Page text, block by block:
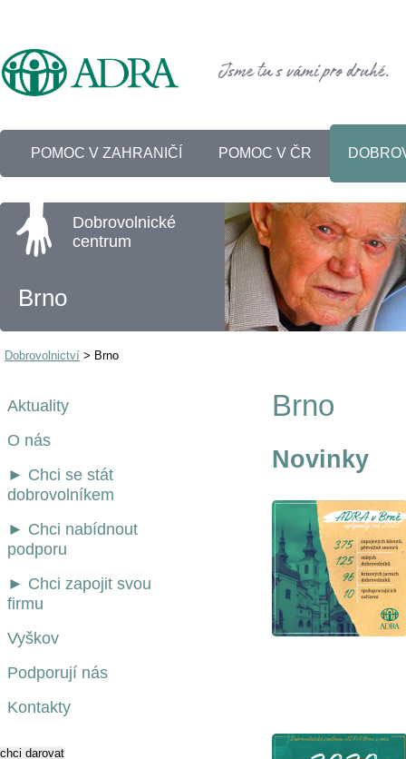
POMOC V ZAHRANIČÍ POMOC V ČR
Dobrovolnické
centrum
Brno
Dobrovolnictví > Brno
Aktuality
O nás
► Chci se stát
dobrovolníkem
► Chci nabídnout
podporu
► Chci zapojit svou
firmu
Vyškov
Podporují nás
Kontakty
Brno
Novinky